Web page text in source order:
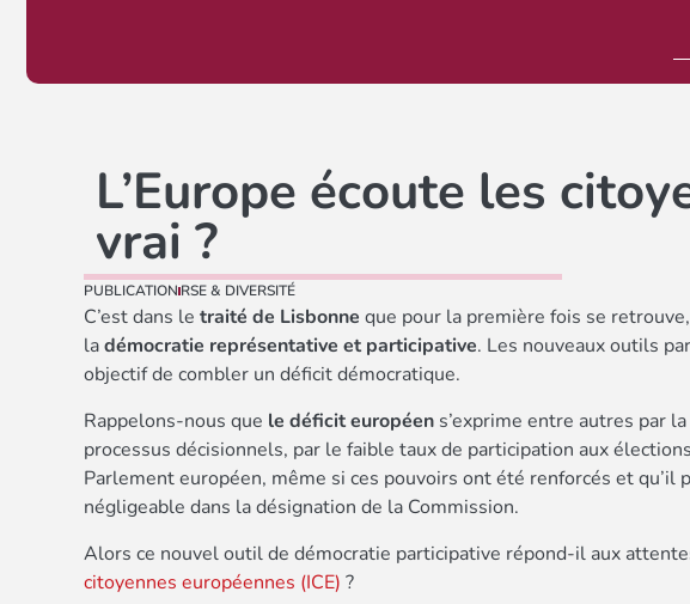
L’Europe écoute les
vrai ?
PUBLICATION RSE & DIVERSITÉ
C’est dans le traité de Lisbonne que pour la première fois se
ladémocratie représentative et participative. Les nouveaux outils
objectif de combler un déficit démocratique.
Rappelons-nous que le déficit européen s’exprime entre autres par
processus décisionnels, par le faible taux de participation aux
Parlement européen, même si ces pouvoirs ont été renforcés et qu’il
négligeable dans la désignation de la Commission.
Alors ce nouvel outil de démocratie participative répond-il aux
citoyennes européennes (ICE) ?